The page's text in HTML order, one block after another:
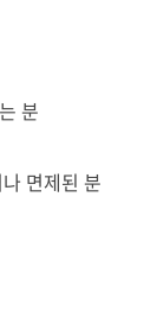
분
면제된 분